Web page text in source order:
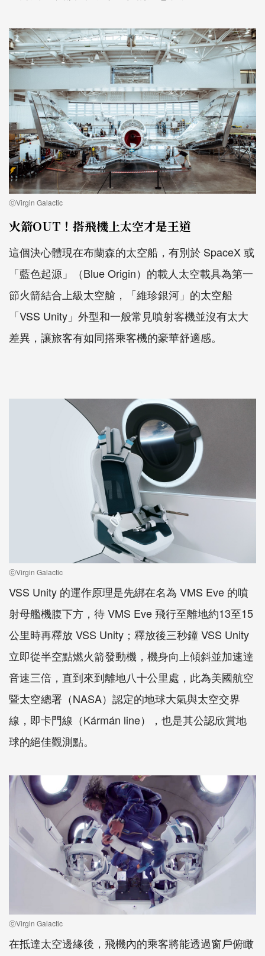
ⓒVirgin Galactic
火箭OUT！搭飛機上太空才是王道
這個決心體現在布蘭森的太空船，有別於 SpaceX 或
「藍色起源」（Blue Origin）的載人太空載具為第一
節火箭結合上級太空艙，「維珍銀河」的太空船
「VSS Unity」外型和一般常見噴射客機並沒有太大
差異，讓旅客有如同搭乘客機的豪華舒適感。
ⓒVirgin Galactic
VSS Unity 的運作原理是先綁在名為 VMS Eve 的噴
射母艦機腹下方，待 VMS Eve 飛行至離地約13至15
公里時再釋放 VSS Unity；釋放後三秒鐘 VSS Unity
立即從半空點燃火箭發動機，機身向上傾斜並加速達
音速三倍，直到來到離地八十公里處，此為美國航空
暨太空總署（NASA）認定的地球大氣與太空交界
線，即卡門線（Kármán line），也是其公認欣賞地
球的絕佳觀測點。
ⓒVirgin Galactic
在抵達太空邊緣後，飛機內的乘客將能透過窗戶俯瞰